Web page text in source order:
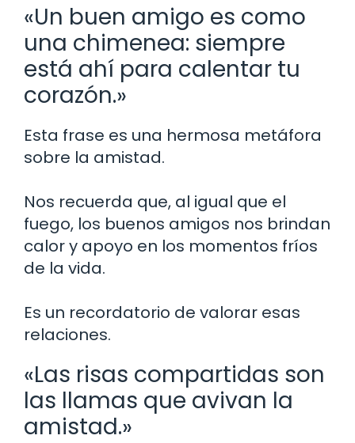
«Un buen amigo es como
una chimenea: siempre
está ahí para calentar tu
corazón.»
Esta frase es una hermosa metáfora
sobre la amistad.
Nos recuerda que, al igual que el
fuego, los buenos amigos nos brindan
calor y apoyo en los momentos fríos
de la vida.
Es un recordatorio de valorar esas
relaciones.
«Las risas compartidas son
las llamas que avivan la
amistad.»